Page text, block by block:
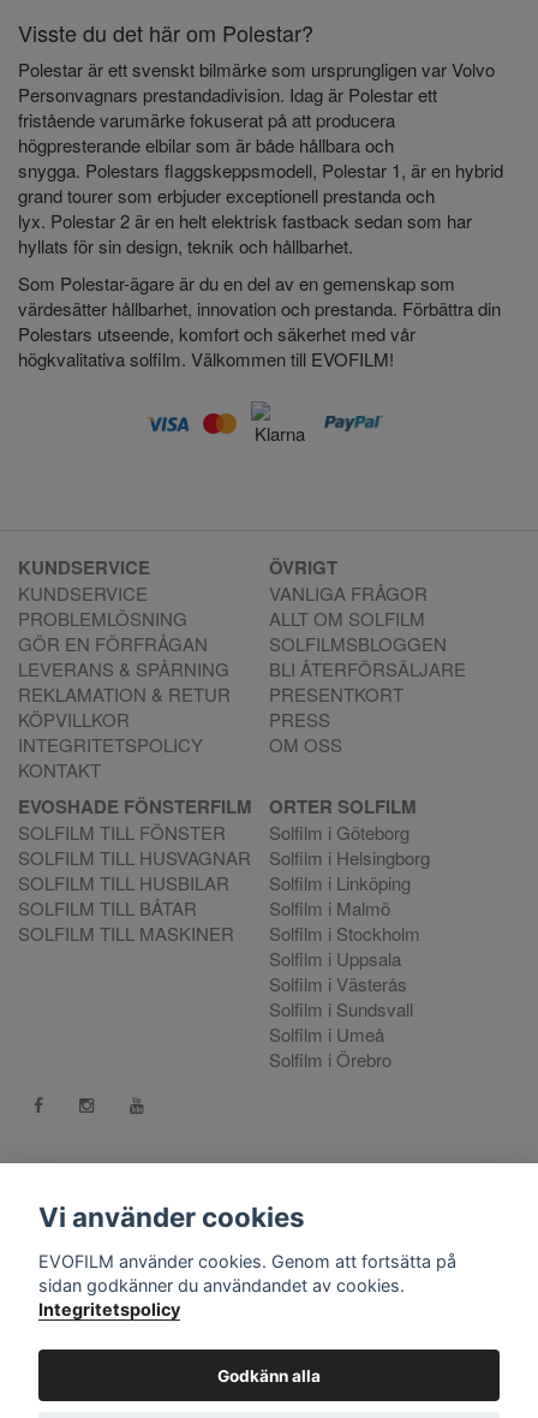
Visste du det här om Polestar?
Polestar är ett svenskt bilmärke som ursprungligen var Volvo
Personvagnars prestandadivision. Idag är Polestar ett
fristående varumärke fokuserat på att producera
högpresterande elbilar som är både hållbara och
snygga. Polestars flaggskeppsmodell, Polestar 1, är en hybrid
grand tourer som erbjuder exceptionell prestanda och
lyx. Polestar 2 är en helt elektrisk fastback sedan som har
hyllats för sin design, teknik och hållbarhet.
Som Polestar-ägare är du en del av en gemenskap som
värdesätter hållbarhet, innovation och prestanda. Förbättra din
Polestars utseende, komfort och säkerhet med vår
högkvalitativa solfilm. Välkommen till EVOFILM!
KUNDSERVICE
KUNDSERVICE
PROBLEMLÖSNING
GÖR EN FÖRFRÅGAN
LEVERANS & SPÅRNING
REKLAMATION & RETUR
KÖPVILLKOR
INTEGRITETSPOLICY
KONTAKT
ÖVRIGT
VANLIGA FRÅGOR
ALLT OM SOLFILM
SOLFILMSBLOGGEN
BLI ÅTERFÖRSÄLJARE
PRESENTKORT
PRESS
OM OSS
EVOSHADE FÖNSTERFILM
SOLFILM TILL FÖNSTER
SOLFILM TILL HUSVAGNAR
SOLFILM TILL HUSBILAR
SOLFILM TILL BÅTAR
SOLFILM TILL MASKINER
ORTER SOLFILM
Solfilm i Göteborg
Solfilm i Helsingborg
Solfilm i Linköping
Solfilm i Malmö
Solfilm i Stockholm
Solfilm i Uppsala
Solfilm i Västerås
Solfilm i Sundsvall
Solfilm i Umeå
Solfilm i Örebro
Kontakt:mejla oss. Vill du göra en reklamation använd vår
556808-9659 EVO International AB, Norra Ljunggatan 16, 252
28 Helsingborg.
© Copyright 2026 EVOFILM Sverige. EVOFILM® EVOGEL®
and EVOBRITE® are registered trademarks. All violations of our
intellectual property rights are prosecuted. All other brands,
logos and trademarks belong to their respective owners. All
Vi använder cookies
EVOFILM använder cookies. Genom att fortsätta på
sidan godkänner du användandet av cookies.
Integritetspolicy
Godkänn alla